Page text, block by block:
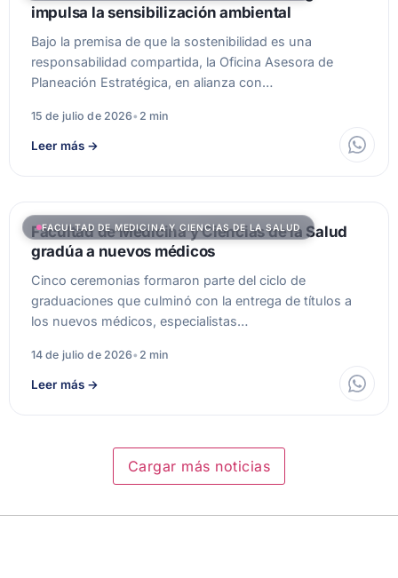
impulsa la sensibilización ambiental
Bajo la premisa de que la sostenibilidad es una
responsabilidad compartida, la Oficina Asesora de
Planeación Estratégica, en alianza con…
15 de julio de 2026• 2 min
Leer más →
FACULTAD DE MEDICINA Y CIENCIAS DE LA SALUD
Facultad de Medicina y Ciencias de la Salud
gradúa a nuevos médicos
Cinco ceremonias formaron parte del ciclo de
graduaciones que culminó con la entrega de títulos a
los nuevos médicos, especialistas…
14 de julio de 2026• 2 min
Leer más →
Cargar más noticias